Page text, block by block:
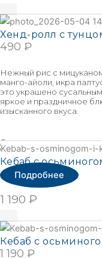
Хенд-ролл с
490 ₽
Нежный рис с
манго-айоли, икра
это украшено
яркое и праздничное
изысканного вкуса.
Сезонное меню
Кебаб с
Подробнее
1 190 ₽
Кебаб с
1 190 ₽